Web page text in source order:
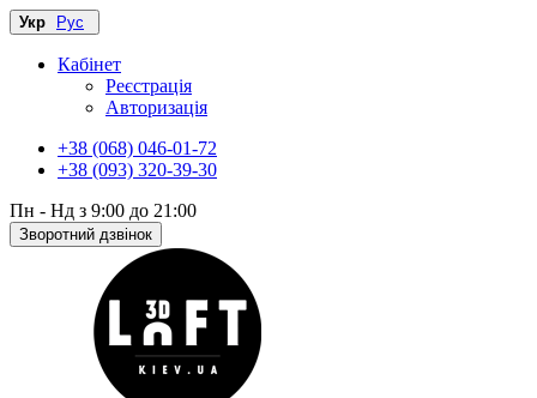
Укр Рус
Кабінет
Реєстрація
Авторизація
+38 (068) 046-01-72
+38 (093) 320-39-30
Пн - Нд з 9:00 до 21:00
Зворотний дзвінок